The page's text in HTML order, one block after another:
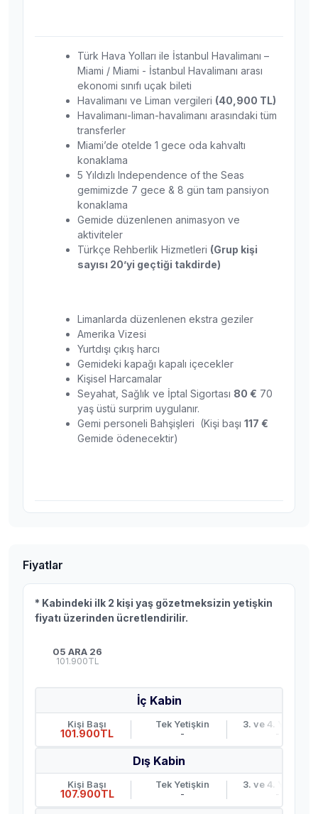
Türk Hava Yolları ile İstanbul Havalimanı –
Miami / Miami - İstanbul Havalimanı arası
ekonomi sınıfı uçak bileti
Havalimanı ve Liman vergileri (40,900 TL)
Havalimanı-liman-havalimanı arasındaki tüm
transferler
Miami’de otelde 1 gece oda kahvaltı
konaklama
5 Yıldızlı Independence of the Seas
gemimizde 7 gece & 8 gün tam pansiyon
konaklama
Gemide düzenlenen animasyon ve
aktiviteler
Türkçe Rehberlik Hizmetleri (Grup kişi
sayısı 20’yi geçtiği takdirde)
Limanlarda düzenlenen ekstra geziler
Amerika Vizesi
Yurtdışı çıkış harcı
Gemideki kapağı kapalı içecekler
Kişisel Harcamalar
Seyahat, Sağlık ve İptal Sigortası 80 € 70
yaş üstü surprim uygulanır.
Gemi personeli Bahşişleri (Kişi başı 117 €
Gemide ödenecektir)
Fiyatlar
* Kabindeki ilk 2 kişi yaş gözetmeksizin yetişkin
fiyatı üzerinden ücretlendirilir.
05 ARA 26
101.900TL
İç Kabin
Kişi Başı
101.900TL
Tek Yetişkin
-
3. ve 4. Yetişkin
-
Dış Kabin
Kişi Başı
107.900TL
Tek Yetişkin
-
3. ve 4. Yetişkin
-